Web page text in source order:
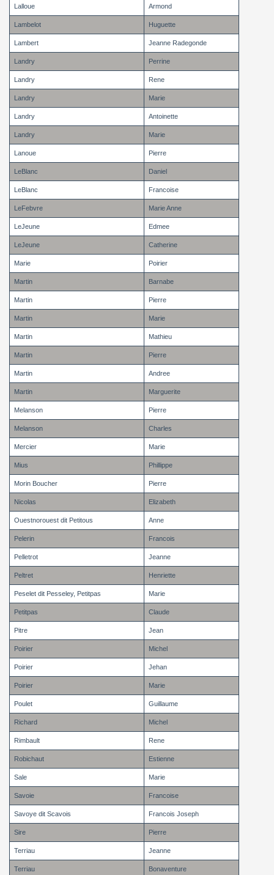
Lalloue Armond
Lambelot Huguette
Lambert Jeanne Radegonde
Landry Perrine
Landry Rene
Landry Marie
Landry Antoinette
Landry Marie
Lanoue Pierre
LeBlanc Daniel
LeBlanc Francoise
LeFebvre Marie Anne
LeJeune Edmee
LeJeune Catherine
Marie Poirier
Martin Barnabe
Martin Pierre
Martin Marie
Martin Mathieu
Martin Pierre
Martin Andree
Martin Marguerite
Melanson Pierre
Melanson Charles
Mercier Marie
Mius Phillippe
Morin Boucher Pierre
Nicolas Elizabeth
Ouestnorouest dit Petitous Anne
Pelerin Francois
Pelletrot Jeanne
Peltret Henriette
Peselet dit Pesseley, Petitpas Marie
Petitpas Claude
Pitre Jean
Poirier Michel
Poirier Jehan
Poirier Marie
Poulet Guillaume
Richard Michel
Rimbault Rene
Robichaut Estienne
Sale Marie
Savoie Francoise
Savoye dit Scavois Francois Joseph
Sire Pierre
Terriau Jeanne
Terriau Bonaventure